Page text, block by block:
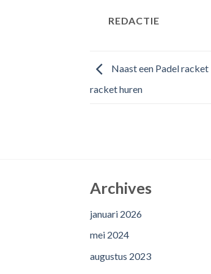
REDACTIE
Naast een Padel
racket huren
Archives
januari 2026
mei 2024
augustus 2023